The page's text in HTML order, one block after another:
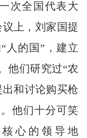
次全国代表大
上，刘家国提
人的国”，建立
他们研究过“农
和讨论购买枪
他们十分可笑
心的领导地